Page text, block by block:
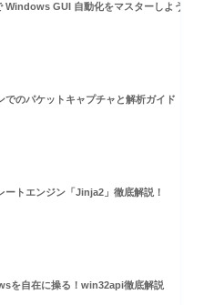
GUI 自動化をマスターしよう！
のパケットキャプチャと解析ガイド
トエンジン「Jinja2」徹底解説！
を自在に操る！win32api徹底解説